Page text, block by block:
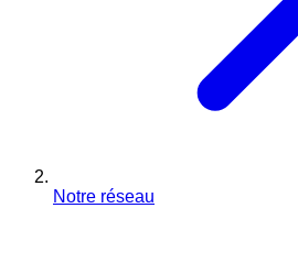
Notre réseau